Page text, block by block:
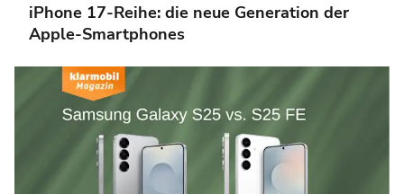
iPhone 17-Reihe: die neue Generation der
Apple-Smartphones